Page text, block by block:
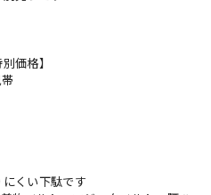
価格】
くい下駄です